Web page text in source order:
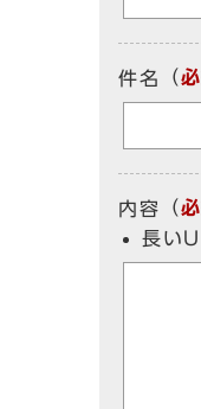
件名 （
内容 （
長い